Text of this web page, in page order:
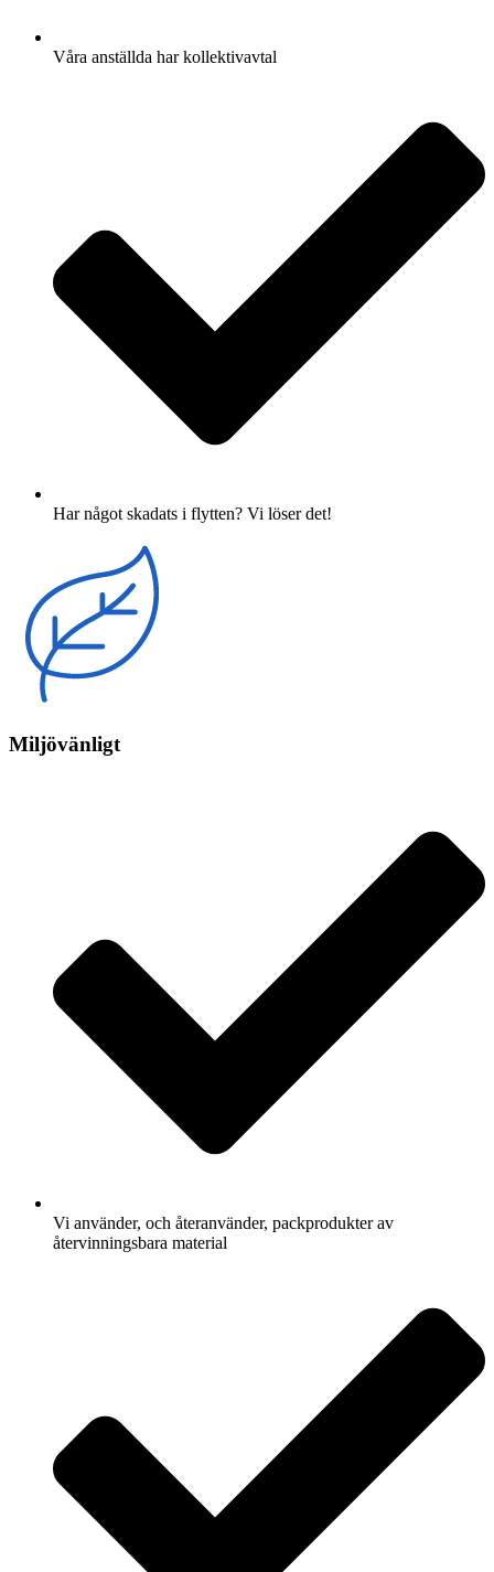
Våra anställda har kollektivavtal
Har något skadats i flytten? Vi löser det!
Miljövänligt
Vi använder, och återanvänder, packprodukter av
återvinningsbara material